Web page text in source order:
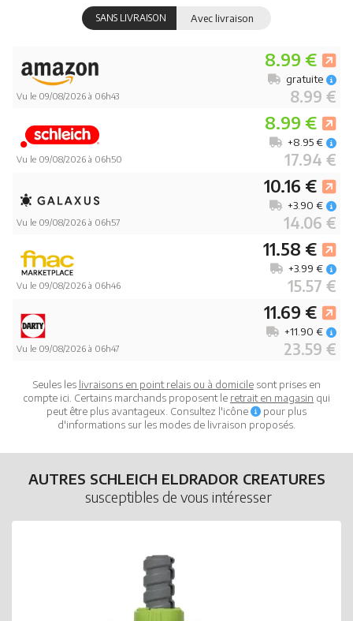
SANS LIVRAISON Avec livraison
Vu le 09/08/2026 à 06h43
8.99 €
8.99 €
gratuite
Vu le 09/08/2026 à 06h50
8.99 €
17.94 €
+8.95 €
Vu le 09/08/2026 à 06h57
10.16 €
14.06 €
+3.90 €
Vu le 09/08/2026 à 06h46
11.58 €
15.57 €
+3.99 €
Vu le 09/08/2026 à 06h47
11.69 €
23.59 €
+11.90 €
Seules les livraisons en point relais ou à domicilesont prises en
compte ici. Certains marchands proposent le retrait en magasin qui
peut être plus avantageux. Consultez l'icône
pour plus
d'informations sur les modes de livraison proposés.
AUTRES SCHLEICH ELDRADOR CREATURES
susceptibles de vous intéresser